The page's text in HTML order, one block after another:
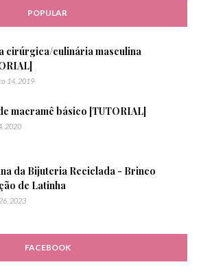
POPULAR
cirúrgica/culinária masculina
14, 2019
macramê básico [TUTORIAL]
2020
da Bijuteria Reciclada - Brinco
de Latinha
2023
FACEBOOK